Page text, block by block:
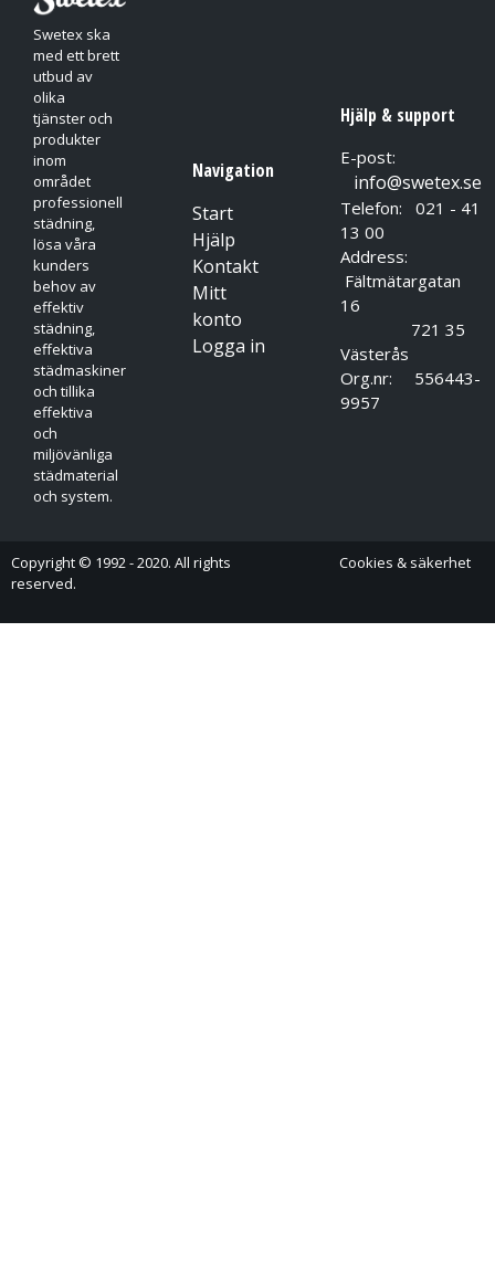
Swetex ska
med ett brett
utbud av
olika
tjänster och
produkter
inom
området
professionell
städning,
lösa våra
kunders
behov av
effektiv
städning,
effektiva
städmaskiner
och tillika
effektiva
och
miljövänliga
städmaterial
och system.
Navigation
Start
Hjälp
Kontakt
Mitt
konto
Logga in
Hjälp & support
E-post:
info@swetex.se
Telefon: 021 - 41
13 00
Address:
Fältmätargatan
16
721 35
Västerås
Org.nr: 556443-
9957
Copyright © 1992 - 2020. All rights
reserved.
Cookies & säkerhet